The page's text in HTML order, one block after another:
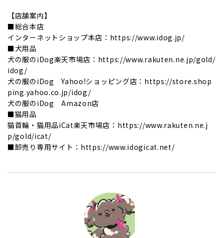
【店舗案内】
■総合本店
インターネットショップ本店：https://www.idog.jp/
■犬用品
犬の服のiDog楽天市場店：https://www.rakuten.ne.jp/gold/
idog/
犬の服のiDog Yahoo!ショッピング店：https://store.shop
ping.yahoo.co.jp/idog/
犬の服のiDog Amazon店
■猫用品
猫首輪・猫用品iCat楽天市場店：https://www.rakuten.ne.j
p/gold/icat/
■卸売り専用サイト：https://www.idogicat.net/